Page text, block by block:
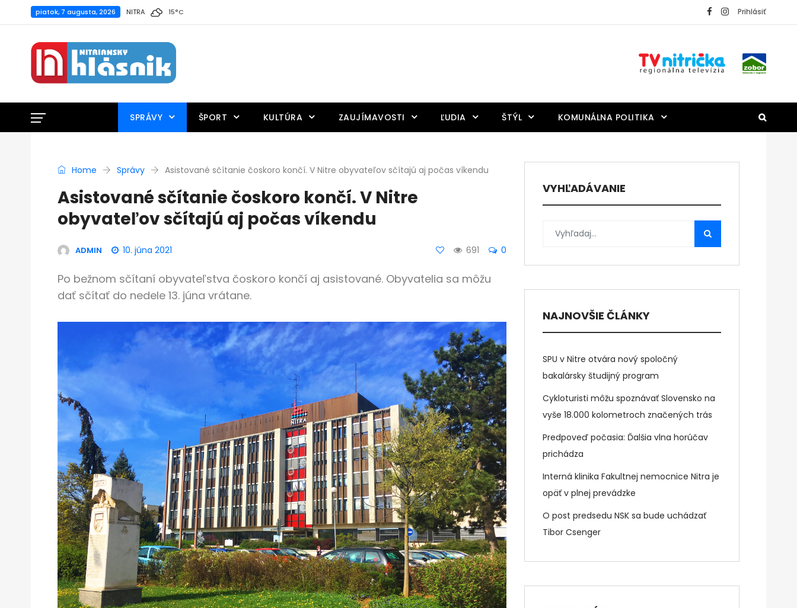
piatok, 7 augusta, 2026 NITRA 15°C Prihlásiť
SPRÁVY ŠPORT KULTÚRA ZAUJÍMAVOSTI ĽUDIA ŠTÝL KOMUNÁLNA POLITIKA
Home Správy Asistované sčítanie čoskoro končí. V Nitre obyvateľov sčítajú aj počas víkendu
Asistované sčítanie čoskoro končí. V Nitre
obyvateľov sčítajú aj počas víkendu
ADMIN 10. júna 2021 691 0
Po bežnom sčítaní obyvateľstva čoskoro končí aj asistované. Obyvatelia sa môžu
dať sčítať do nedele 13. júna vrátane.
VYHĽADÁVANIE
NAJNOVŠIE ČLÁNKY
SPU v Nitre otvára nový spoločný
bakalársky študijný program
Cykloturisti môžu spoznávať Slovensko na
vyše 18.000 kolometroch značených trás
Predpoveď počasia: Ďalšia vlna horúčav
prichádza
Interná klinika Fakultnej nemocnice Nitra je
opäť v plnej prevádzke
O post predsedu NSK sa bude uchádzať
Tibor Csenger